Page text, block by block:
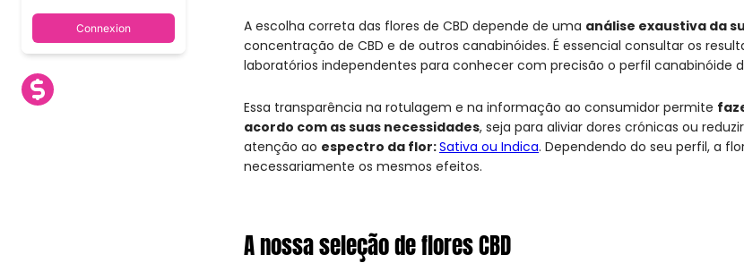
A escolha correta das flores de CBD depende de uma análise exaustiva da
concentração de CBD e de outros canabinóides. É essencial consultar os
laboratórios independentes para conhecer com precisão o perfil canabinóide
Essa transparência na rotulagem e na informação ao consumidor permite
acordo com as suas necessidades, seja para aliviar dores crónicas ou
atenção ao espectro da flor:Sativa ou Indica. Dependendo do seu perfil, a
necessariamente os mesmos efeitos.
A nossa seleção de flores CBD
Connexion